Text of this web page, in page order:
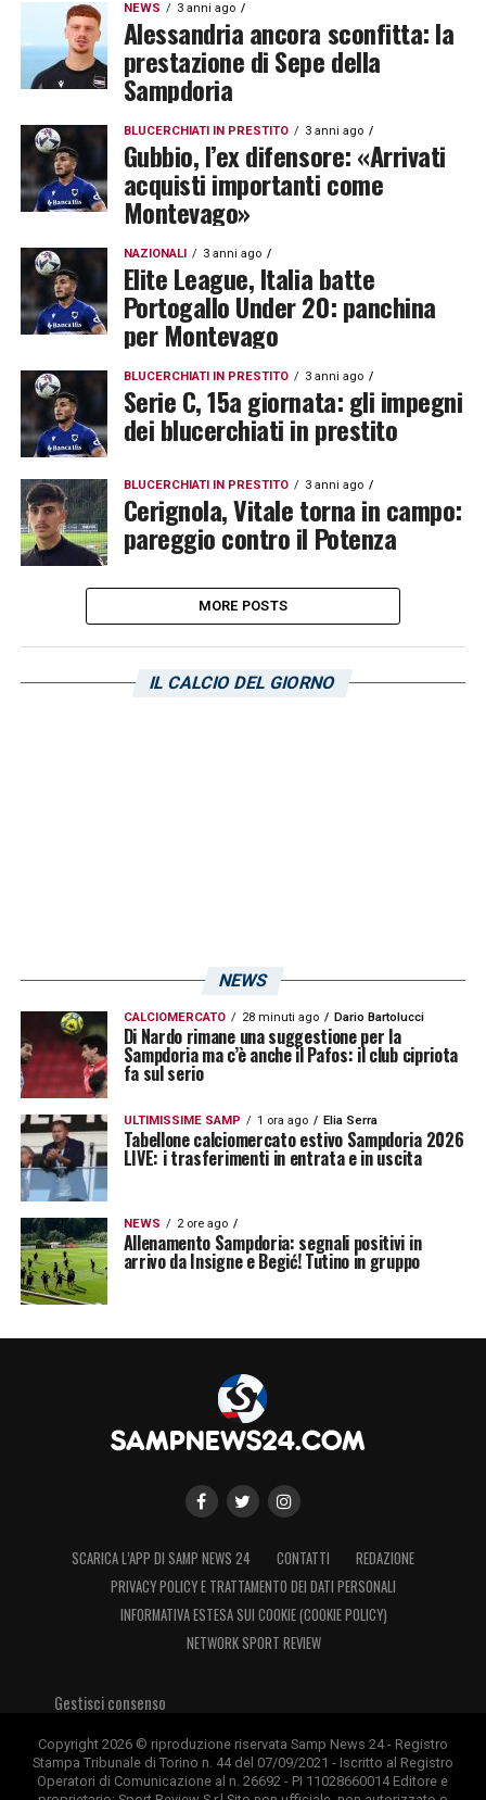
NEWS 3 anni ago
Alessandria ancora sconfitta: la
prestazione di Sepe della
Sampdoria
BLUCERCHIATI IN PRESTITO 3 anni ago
Gubbio, l’ex difensore: «Arrivati
acquisti importanti come
Montevago»
NAZIONALI 3 anni ago
Elite League, Italia batte
Portogallo Under 20: panchina
per Montevago
BLUCERCHIATI IN PRESTITO 3 anni ago
Serie C, 15a giornata: gli impegni
dei blucerchiati in prestito
BLUCERCHIATI IN PRESTITO 3 anni ago
Cerignola, Vitale torna in campo:
pareggio contro il Potenza
MORE POSTS
IL CALCIO DEL GIORNO
NEWS
CALCIOMERCATO 28 minuti ago Dario Bartolucci
Di Nardo rimane una suggestione per la
Sampdoria ma c’è anche il Pafos: il club cipriota
fa sul serio
ULTIMISSIME SAMP 1 ora ago Elia Serra
Tabellone calciomercato estivo Sampdoria 2026
LIVE: i trasferimenti in entrata e in uscita
NEWS 2 ore ago
Allenamento Sampdoria: segnali positivi in
arrivo da Insigne e Begić! Tutino in gruppo
SCARICA L’APP DI SAMP NEWS 24 CONTATTI
REDAZIONE
PRIVACY POLICY E TRATTAMENTO DEI DATI PERSONALI
INFORMATIVA ESTESA SUI COOKIE (COOKIE POLICY)
NETWORK SPORT REVIEW
Gestisci consenso
Copyright 2026 © riproduzione riservata Samp News 24 - Registro
Stampa Tribunale di Torino n. 44 del 07/09/2021 - Iscritto al Registro
Operatori di Comunicazione al n. 26692 - PI 11028660014 Editore e